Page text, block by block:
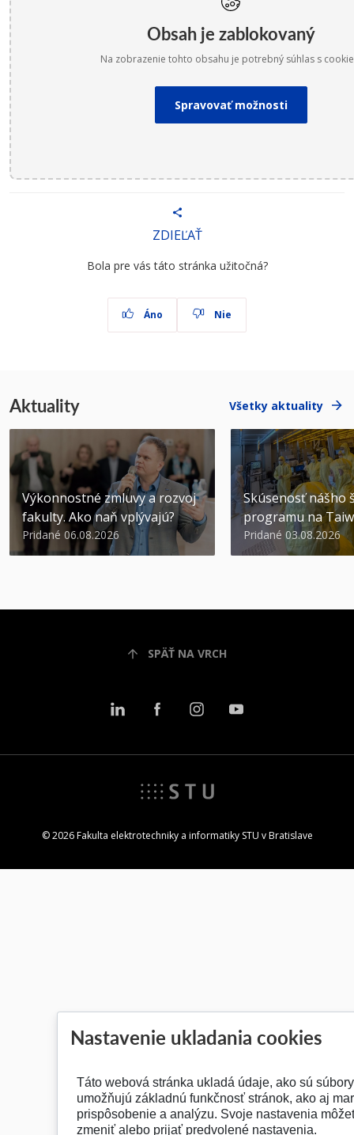
Obsah je zablokovaný
Na zobrazenie tohto obsahu je potrebný súhlas s
Spravovať možnosti
ZDIEĽAŤ
Bola pre vás táto stránka užitočná?
Áno Nie
Aktuality Všetky aktuality
Výkonnostné zmluvy a rozvoj
fakulty. Ako naň vplývajú?
Pridané 06.08.2026
Skúsenosť nášho
programu na
Pridané 03.08.2026
SPÄŤ NA VRCH
© 2026 Fakulta elektrotechniky a informatiky STU v Bratislave
Nastavenie ukladania cookies
Táto webová stránka ukladá údaje, ako sú
umožňujú základnú funkčnosť stránok, ako aj
prispôsobenie a analýzu. Svoje nastavenia
zmeniť alebo prijať predvolené nastavenia.